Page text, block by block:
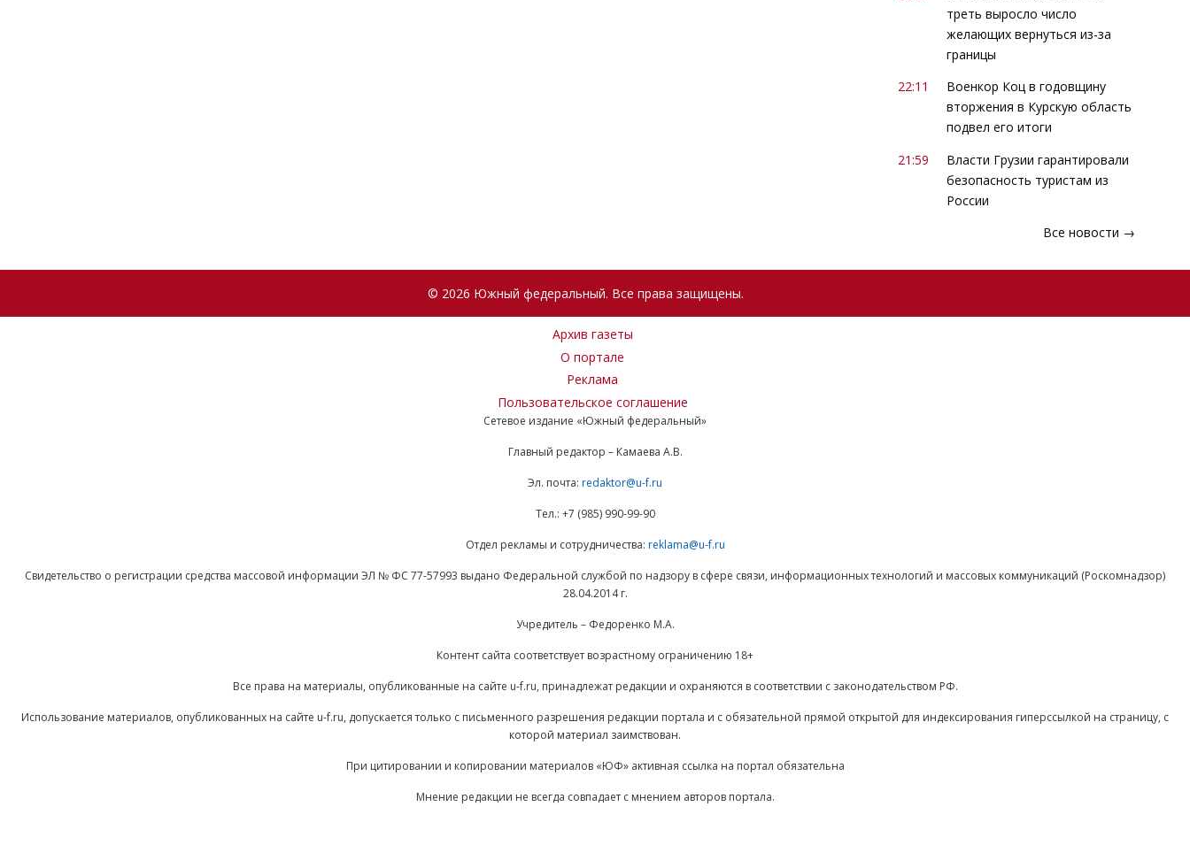
треть выросло число
желающих вернуться из-за
границы
22:11
Военкор Коц в годовщину
вторжения в Курскую область
подвел его итоги
21:59
Власти Грузии гарантировали
безопасность туристам из
России
Все новости →
© 2026 Южный федеральный. Все права защищены.
Архив газеты
О портале
Реклама
Пользовательское соглашение
Сетевое издание «Южный федеральный»
Главный редактор – Камаева А.В.
Эл. почта: redaktor@u-f.ru
Тел.: +7 (985) 990-99-90
Отдел рекламы и сотрудничества: reklama@u-f.ru
Свидетельство о регистрации средства массовой информации ЭЛ № ФС 77-57993 выдано Федеральной службой по надзору в сфере связи, информационных технологий и массовых коммуникаций (Роскомнадзор)
28.04.2014 г.
Учредитель – Федоренко М.А.
Контент сайта соответствует возрастному ограничению 18+
Все права на материалы, опубликованные на сайте u-f.ru, принадлежат редакции и охраняются в соответствии с законодательством РФ.
Использование материалов, опубликованных на сайте u-f.ru, допускается только с письменного разрешения редакции портала и с обязательной прямой открытой для индексирования гиперссылкой на страницу, с
которой материал заимствован.
При цитировании и копировании материалов «ЮФ» активная ссылка на портал обязательна
Мнение редакции не всегда совпадает с мнением авторов портала.